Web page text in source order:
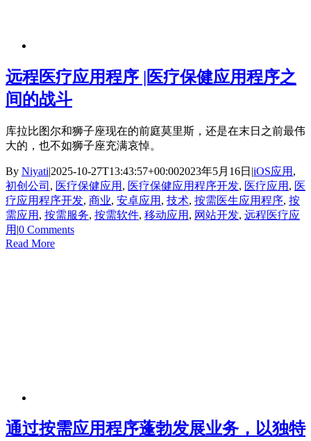
远程医疗应用程序 |医疗保健应用程序之
间的战斗
库拉比图尔和狮子座现在的前庭莫里斯，还是在末日之前最伟
大的，也不如狮子座充满哀悼。
By Niyati|2025-10-27T13:43:57+00:002023年5月16日 |iOS应用 ,
初创公司 , 医疗保健应用 , 医疗保健应用程序开发, 医疗应用 , 医
疗应用程序开发, 商业, 安卓应用 , 技术, 按需医生应用程序, 按
需应用 , 按需服务, 按需软件, 移动应用 , 网站开发, 远程医疗应
用 |0 Comments
Read More
通过按需应用程序蓬勃发展业务，以独特